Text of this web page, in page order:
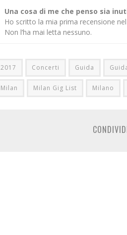
Una cosa di me che penso sia
Ho scritto la mia prima recensione
Non l’ha mai letta nessuno.
2017 Concerti Guida
Milan Milan Gig List Milano